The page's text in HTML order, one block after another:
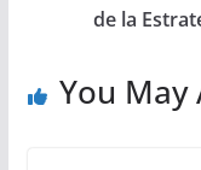
de la
You May